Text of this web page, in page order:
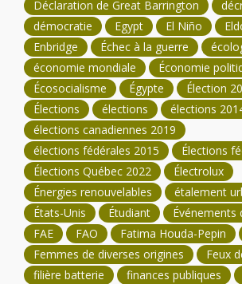
Déclaration de Great Barrington
démocratie
Egypt El Niño
Enbridge
Échec à la guerre
économie mondiale
Économie
Écosocialisme
Égypte
Élection
Élections
élections
élections
élections canadiennes 2019
élections fédérales 2015
Élections
Élections Québec 2022
Électrolux
Énergies renouvelables
étalement
États-Unis
Étudiant
Événements
FAE
FAO Fatima Houda-Pepin
Femmes de diverses origines
Feux
filière batterie
finances publiques